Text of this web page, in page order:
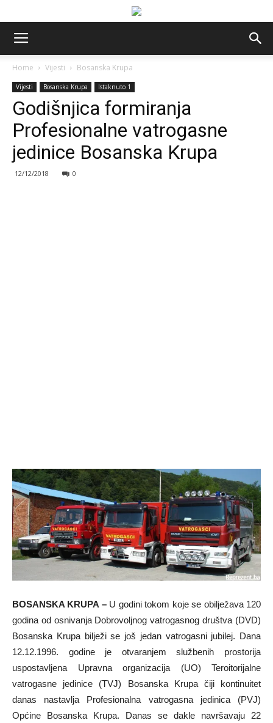
Home Vijesti Bosanska Krupa
Vijesti Bosanska Krupa Istaknuto 1
Godišnjica formiranja
Profesionalne vatrogasne
jedinice Bosanska Krupa
12/12/2018 0
BOSANSKA KRUPA – U godini tokom koje se obilježava 120
godina od osnivanja Dobrovoljnog vatrogasnog društva (DVD)
Bosanska Krupa bilježi se još jedan vatrogasni jubilej. Dana
12.12.1996. godine je otvaranjem službenih prostorija
uspostavljena Upravna organizacija (UO) Teroitorijalne
vatrogasne jedinice (TVJ) Bosanska Krupa čiji kontinuitet
danas nastavlja Profesionalna vatrogasna jedinica (PVJ)
Općine Bosanska Krupa. Danas se dakle navršavaju 22